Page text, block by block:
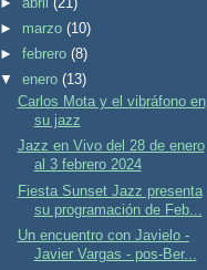
► marzo(10)
►febrero(8)
▼enero(13)
Carlos Mota y el vibráfono en
su jazz
Jazz en Vivo del 28 de enero
al 3 febrero 2024
Fiesta Sunset Jazz presenta
su programación de Feb...
Un encuentro con Javielo -
Javier Vargas - pos-Ber...